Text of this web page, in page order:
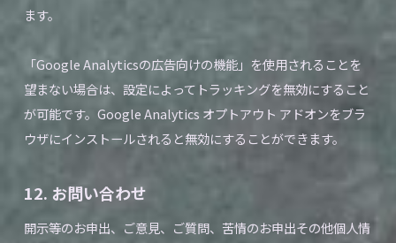
ます。
「Google Analyticsの広告向けの機能」を使用されることを
望まない場合は、設定によってトラッキングを無効にすること
が可能です。Google Analytics オプトアウト アドオンをブラ
ウザにインストールされると無効にすることができます。
12. お問い合わせ
開示等のお申出、ご意見、ご質問、苦情のお申出その他個人情